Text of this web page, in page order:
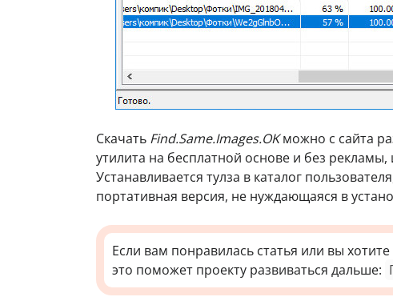
Скачать Find.Same.Images.OKможно с сайта
утилита на бесплатной основе и без
Устанавливается тулза в каталог
портативная версия, не нуждающаяся в
Если вам понравилась статья или вы
это поможет проекту развиваться дальше: